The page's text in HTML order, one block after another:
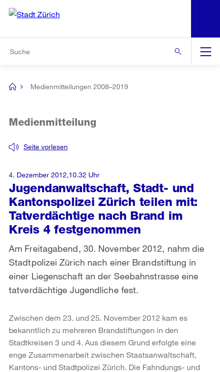
Navigation
[no
Medienmitteilungen 2008–2019
Jugendanwaltschaft, Stadt- und
Kantonspolizei Zürich teilen mit:
Tatverdächtige nach Brand im
Kreis 4 festgenommen
Seite vorlesen
Medienmitteilung
Am Freitagabend, 30. November 2012, nahm die
Stadtpolizei Zürich nach einer Brandstiftung in
einer Liegenschaft an der Seebahnstrasse eine
tatverdächtige Jugendliche fest.
4. Dezember 2012,10.32 Uhr
Zwischen dem 23. und 25. November 2012 kam es
bekanntlich zu mehreren Brandstiftungen in den
Stadtkreisen 3 und 4. Aus diesem Grund erfolgte eine
enge Zusammenarbeit zwischen Staatsanwaltschaft,
Kantons- und Stadtpolizei Zürich. Die Fahndungs- und